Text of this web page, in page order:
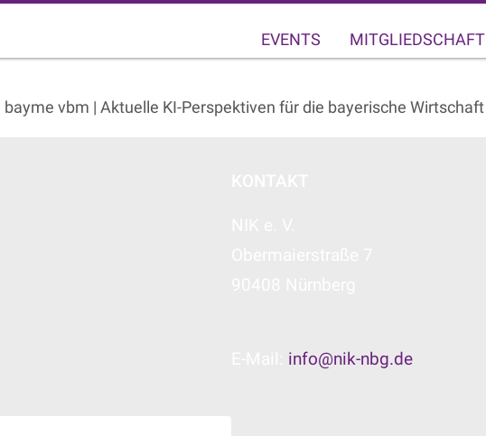
EVENTS MITGLIEDSCHAFT
bayme vbm | Aktuelle KI-Perspektiven für die bayerische Wirtschaft
info@nik-nbg.de